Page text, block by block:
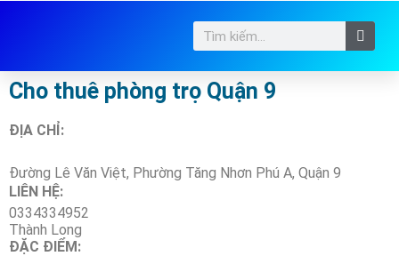
Cho thuê phòng trọ Quận 9
ĐỊA CHỈ:
Đường Lê Văn Việt, Phường Tăng Nhơn Phú A, Quận 9
LIÊN HỆ:
0334334952
Thành Long
ĐẶC ĐIỂM: